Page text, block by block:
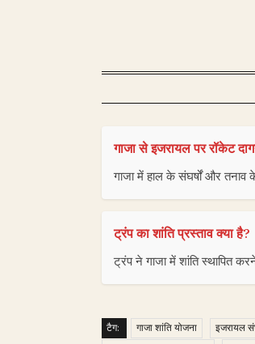
गाजा से इजरायल पर रॉकेट
गाजा में हाल के संघर्षों और तनाव
ट्रंप का शांति प्रस्ताव क्या है?
ट्रंप ने गाजा में शांति स्थापित
टैग: गाजा शांति योजना इजरायल